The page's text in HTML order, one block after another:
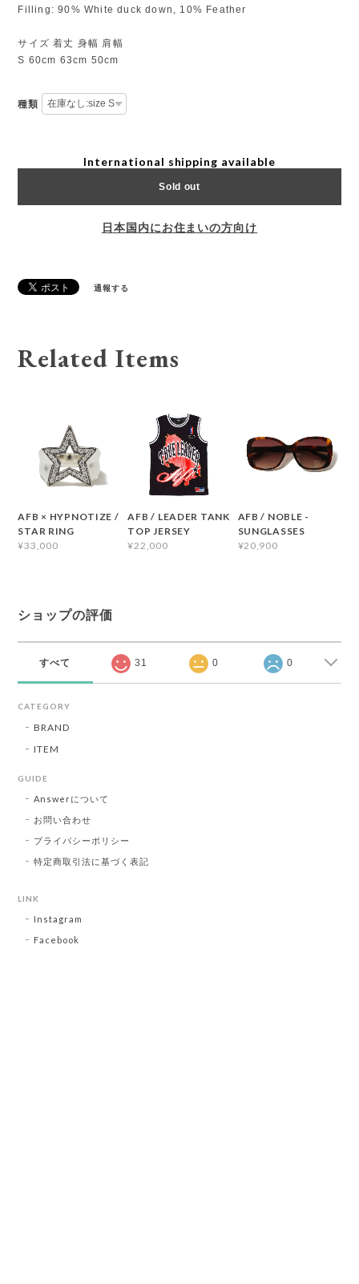
Filling: 90% White duck down, 10% Feather
サイズ 着丈 身幅 肩幅
S 60cm 63cm 50cm
種類
International shipping available
Sold out
日本国内にお住まいの方向け
通報する
Related Items
AFB × HYPNOTIZE /
STAR RING
¥33,000
AFB / LEADER TANK
TOP JERSEY
¥22,000
AFB / NOBLE -
SUNGLASSES
¥20,900
ショップの評価
すべて 31 0 0
CATEGORY
BRAND
ITEM
GUIDE
Answerについて
お問い合わせ
プライバシーポリシー
特定商取引法に基づく表記
LINK
Instagram
Facebook